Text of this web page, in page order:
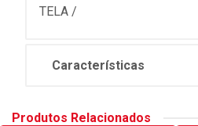
TELA /
Características
Produtos Relacionados